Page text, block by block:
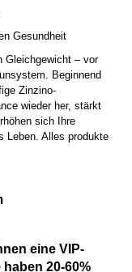
Gesundheit
Gleichgewicht – vor
Beginnend
Zinzino-
wieder her, stärkt
sich Ihre
Leben. Alles produkte
eine VIP-
20-60%